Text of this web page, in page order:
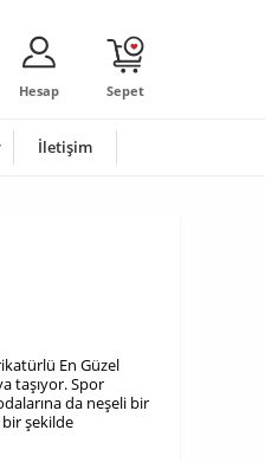
Sepet
Hesap
İletişim
En Güzel
taşıyor. Spor
da neşeli bir
şekilde